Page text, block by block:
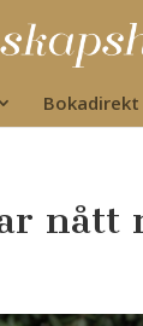
Bokadirekt
nått